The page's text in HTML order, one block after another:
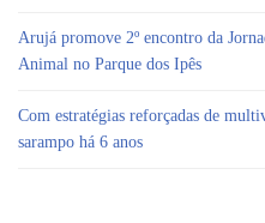
Arujá promove 2º encontro da
Animal no Parque dos Ipês
Com estratégias reforçadas de
sarampo há 6 anos